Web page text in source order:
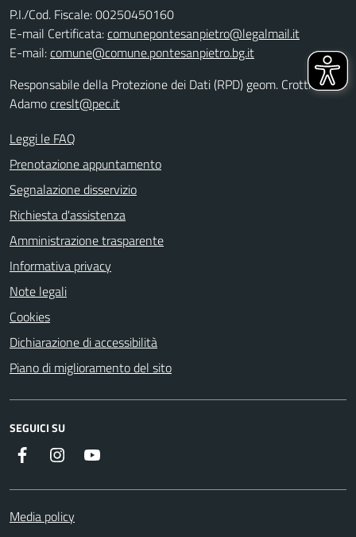
P.I./Cod. Fiscale: 00250450160
E-mail Certificata:comunepontesanpietro@legalmail.it
E-mail:comune@comune.pontesanpietro.bg.it
Responsabile della Protezione dei Dati (RPD) geom. Crotti
Adamocreslt@pec.it
Leggi le FAQ
Prenotazione appuntamento
Segnalazione disservizio
Richiesta d'assistenza
Amministrazione trasparente
Informativa privacy
Note legali
Cookies
Dichiarazione di accessibilità
Piano di miglioramento del sito
SEGUICI SU
Facebook Instagram
Media policy